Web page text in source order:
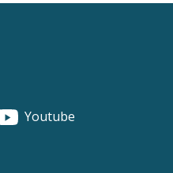
Youtube